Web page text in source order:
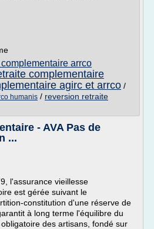
arrco
complementaire
agirc et arrco /
humanis / reversion retraite
- AVA Pas de
...
l'assurance vieillesse
est gérée suivant le
constitution d'une réserve de
à long terme l'équilibre du
des artisans, fondé sur